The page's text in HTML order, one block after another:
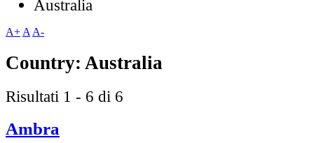
Australia
A+ A A-
Country: Australia
Risultati 1 - 6 di 6
Ambra